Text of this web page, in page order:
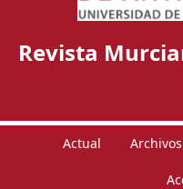
Revista
Actual Archivos